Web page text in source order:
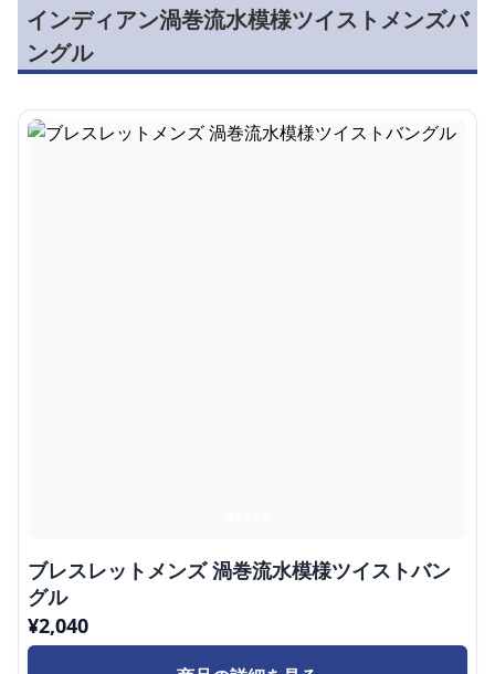
インディアン渦巻流水模様ツイストメンズバ
ングル
ブレスレットメンズ 渦巻流水模様ツイストバン
グル
¥2,040